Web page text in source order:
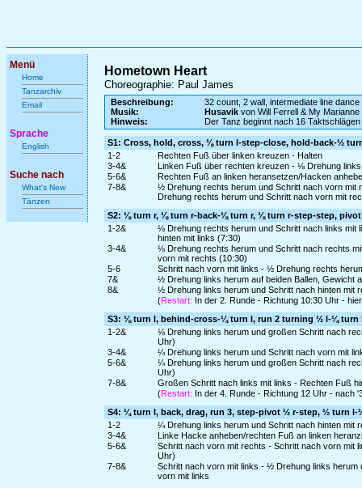
Menü
Home
Tanzarchiv
Email
Sprache
English
Suche nach
What's New
Tänzen
Hometown Heart
Choreographie: Paul James
Beschreibung:
32 count, 2 wall, intermediate line dance
Musik:
Husavikvon Will Ferrell & My Marianne
Hinweis:
Der Tanz beginnt nach 16
S1: Cross, hold, cross, ⅛ turn l-step-close, hold-back-½
1-2
Rechten Fuß über linken kreuzen - Halten
3-4&
Linken Fuß über rechten kreuzen - ⅛ Drehung
5-6&
Rechten Fuß an linken heransetzen/Hacken
7-8&
½ Drehung rechts herum und Schritt nach vorn
Drehung rechts herum und Schritt nach vorn mit
S2: ⅛ turn r, ⅛ turn r-back-⅛ turn r, ⅛ turn r-step-step,
1-2&
⅛ Drehung rechts herum und Schritt nach links mit
hinten mit links (7:30)
3-4&
⅛ Drehung rechts herum und Schritt nach rechts
vorn mit rechts (10:30)
5-6
Schritt nach vorn mit links - ½ Drehung rechts
7&
½ Drehung links herum auf beiden Ballen, Gewicht
8&
½ Drehung links herum und Schritt nach hinten mit
(Restart: In der 2. Runde - Richtung 10:30 Uhr -
S3: ⅛ turn l, behind-cross-¼ turn l, run 2 turning ½ l-¼ turn
1-2&
⅛ Drehung links herum und großen Schritt nach
Uhr)
3-4&
¼ Drehung links herum und Schritt nach vorn mit
5-6&
¼ Drehung links herum und großen Schritt nach
Uhr)
7-8&
Großen Schritt nach links mit links - Rechten Fuß
(Restart: In der 4. Runde - Richtung 12 Uhr - nach
S4: ¼ turn l, back, drag, run 3, step-pivot ½ r-step, ½ turn l-
1-2
¼ Drehung links herum und Schritt nach hinten mit
3-4&
Linke Hacke anheben/rechten Fuß an linken
5-6&
Schritt nach vorn mit rechts - Schritt nach vorn mit
Uhr)
7-8&
Schritt nach vorn mit links - ½ Drehung links
vorn mit links